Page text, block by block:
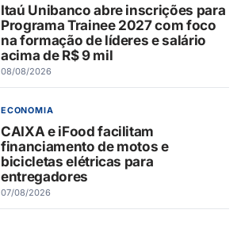
Itaú Unibanco abre inscrições para
Programa Trainee 2027 com foco
na formação de líderes e salário
acima de R$ 9 mil
08/08/2026
ECONOMIA
CAIXA e iFood facilitam
financiamento de motos e
bicicletas elétricas para
entregadores
07/08/2026